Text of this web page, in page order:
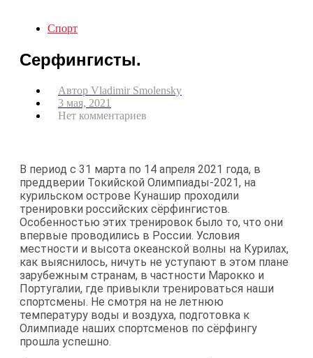
Спорт
Серфингисты.
Автор Vladimir Smolensky
3 мая, 2021
Нет комментариев
В период с 31 марта по 14 апреля 2021 года, в
преддверии Токийской Олимпиады-2021, на
курильском острове Кунашир проходили
тренировки российских сёрфингистов.
Особенностью этих тренировок было то, что они
впервые проводились в России. Условия
местности и высота океанской волны на Курилах,
как выяснилось, ничуть не уступают в этом плане
зарубежным странам, в частности Марокко и
Португалии, где привыкли тренироваться наши
спортсмены. Не смотря на не летнюю
температуру воды и воздуха, подготовка к
Олимпиаде наших спортсменов по сёрфингу
прошла успешно.